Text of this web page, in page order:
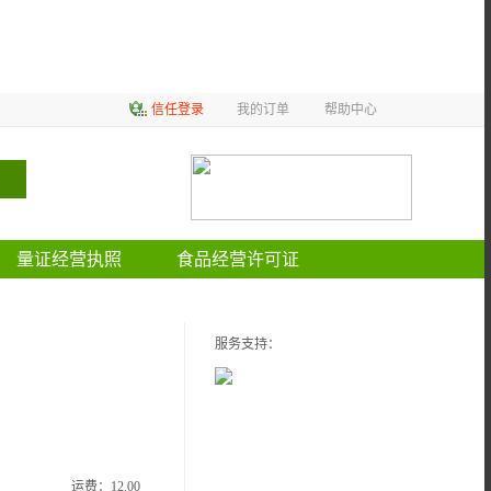
信任登录 我的订单 帮助中心
量证经营执照 食品经营许可证
运费： 12.00
服务支持：